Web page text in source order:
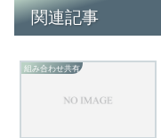
関連記事
組み合わせ共有